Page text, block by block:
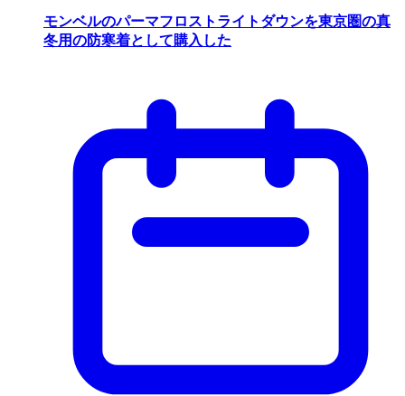
モンベルのパーマフロストライトダウンを東京圏の真
冬用の防寒着として購入した